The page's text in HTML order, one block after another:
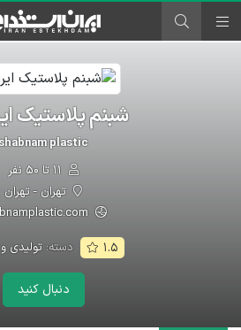
شبنم پلاستیک
plastic
تهران - تهران
shabnamplastic.com
۱.۵ دسته:تولیدی
دنبال کنید